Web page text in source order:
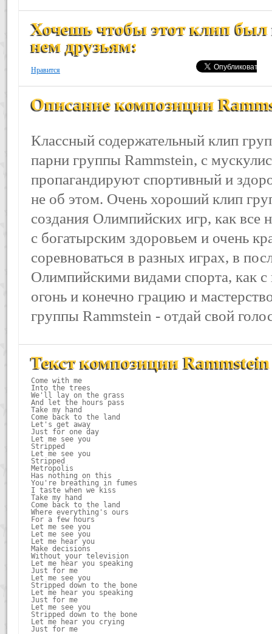
Хочешь чтобы этот клип был
нем друзьям:
Нравится
Описание композиции
Классный содержательный клип
парни группы Rammstein, с
пропагандируют спортивный и
не об этом. Очень хороший клип
создания Олимпийских игр, как все
с богатырским здоровьем и очень
соревноваться в разных играх, в
Олимпийскими видами спорта, как
огонь и конечно грацию и
группы Rammstein - отдай свой
Текст композиции
Come with me
Into the trees
We'll lay on the grass
And let the hours pass
Take my hand
Come back to the land
Let's get away
Just for one day
Let me see you
Stripped
Let me see you
Stripped
Metropolis
Has nothing on this
You're breathing in fumes
I taste when we kiss
Take my hand
Come back to the land
Where everything's ours
For a few hours
Let me see you
Let me see you
Let me hear you
Make decisions
Without your television
Let me hear you speaking
Just for me
Let me see you
Stripped down to the bone
Let me hear you speaking
Just for me
Let me see you
Stripped down to the bone
Let me hear you crying
Just for me